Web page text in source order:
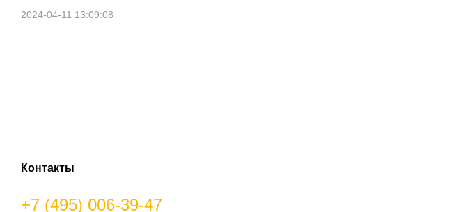
2024-04-11 13:09:08
Контакты
+7 (495) 006-39-47